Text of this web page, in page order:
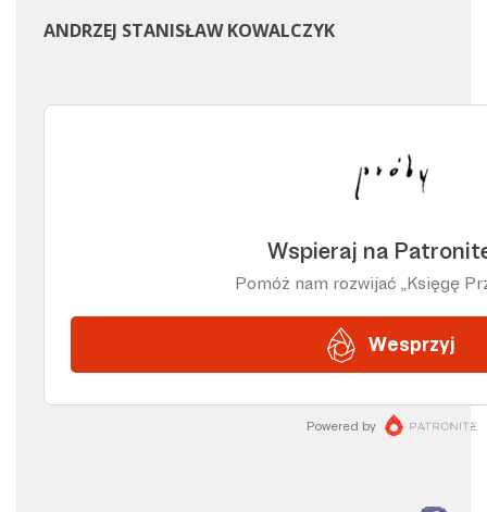
ANDRZEJ STANISŁAW KOWALCZYK